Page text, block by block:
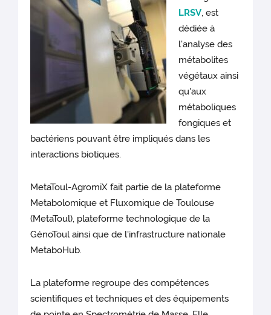
LRSV, est
dédiée à
l'analyse des
métabolites
végétaux ainsi
qu'aux
métaboliques
fongiques et
bactériens pouvant être impliqués dans les
interactions biotiques.
MetaToul-AgromiX fait partie de la plateforme
Metabolomique et Fluxomique de Toulouse
(MetaToul), plateforme technologique de la
GénoToul ainsi que de l'infrastructure nationale
MetaboHub.
La plateforme regroupe des compétences
scientifiques et techniques et des équipements